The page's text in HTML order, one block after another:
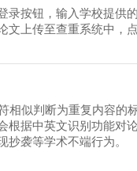
录按钮，输入学校提供
文上传至查重系统中，
相似判断为重复内容的
根据中英文识别功能对
袭等学术不端行为。